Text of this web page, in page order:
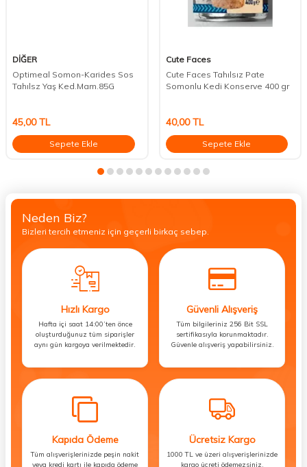
DİĞER
Optimeal Somon-Karides Sos
Tahılsz Yaş Ked.Mam.85G
45,00TL
Sepete Ekle
Cute Faces
Cute Faces Tahılsız Pate
Somonlu Kedi Konserve 400 gr
40,00TL
Sepete Ekle
Neden Biz?
Bizleri tercih etmeniz için geçerli birkaç sebep.
Hızlı Kargo
Hafta içi saat 14:00’ten önce
oluşturduğunuz tüm siparişler
aynı gün kargoya verilmektedir.
Güvenli Alışveriş
Tüm bilgileriniz 256 Bit SSL
sertifikasıyla korunmaktadır.
Güvenle alışveriş yapabilirsiniz.
Kapıda Ödeme
Tüm alışverişlerinizde peşin nakit
veya kredi kartı ile kapıda ödeme
Ücretsiz Kargo
1000 TL ve üzeri alışverişlerinizde
kargo ücreti ödemezsiniz.